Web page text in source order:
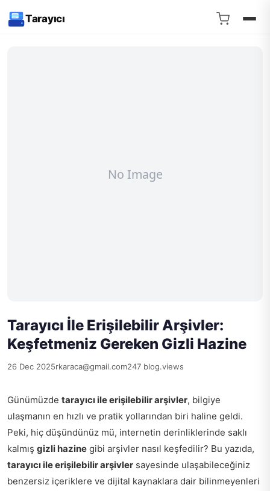
Tarayıcı
Tarayıcı İle Erişilebilir Arşivler:
Keşfetmeniz Gereken Gizli Hazine
26 Dec 2025rkaraca@gmail.com247 blog.views
Günümüzde tarayıcı ile erişilebilir arşivler, bilgiye
ulaşmanın en hızlı ve pratik yollarından biri haline geldi.
Peki, hiç düşündünüz mü, internetin derinliklerinde saklı
kalmış gizli hazine gibi arşivler nasıl keşfedilir? Bu yazıda,
tarayıcı ile erişilebilir arşivler sayesinde ulaşabileceğiniz
benzersiz içeriklere ve dijital kaynaklara dair bilinmeyenleri